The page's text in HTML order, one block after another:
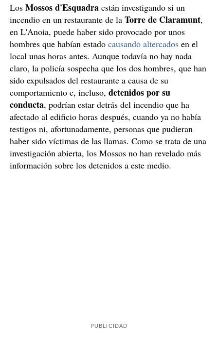
Los Mossos d'Esquadra están investigando si un
incendio en un restaurante de la Torre de Claramunt,
en L'Anoia, puede haber sido provocado por unos
hombres que habían estado causando altercados en el
local unas horas antes. Aunque todavía no hay nada
claro, la policía sospecha que los dos hombres, que han
sido expulsados del restaurante a causa de su
comportamiento e, incluso, detenidos por su
conducta, podrían estar detrás del incendio que ha
afectado al edificio horas después, cuando ya no había
testigos ni, afortunadamente, personas que pudieran
haber sido víctimas de las llamas. Como se trata de una
investigación abierta, los Mossos no han revelado más
información sobre los detenidos a este medio.